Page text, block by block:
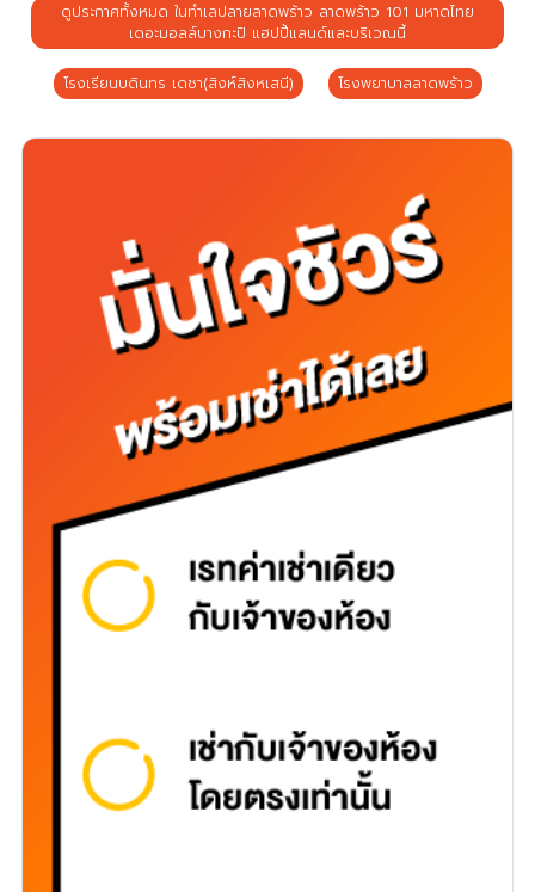
ดูประกาศทั้งหมด ในทำเลปลายลาดพร้าว ลาดพร้าว 101 มหาดไทย
เดอะมอลล์บางกะปิ แฮปปี้แลนด์และบริเวณนี้
โรงเรียนบดินทร เดชา(สิงห์สิงหเสนี) โรงพยาบาลลาดพร้าว